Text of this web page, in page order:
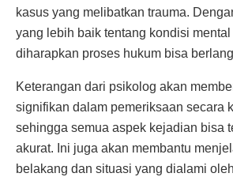
kasus yang melibatkan trauma.
yang lebih baik tentang kondisi mental
diharapkan proses hukum bisa
Keterangan dari psikolog akan
signifikan dalam pemeriksaan secara
sehingga semua aspek kejadian bisa
akurat. Ini juga akan membantu
belakang dan situasi yang dialami